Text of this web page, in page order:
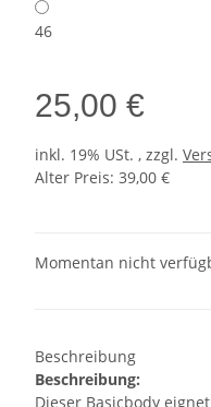
46
25,00 €
inkl. 19% USt. , zzgl.
Alter Preis: 39,00 €
Momentan nicht
Beschreibung
Beschreibung:
Dieser Basicbody